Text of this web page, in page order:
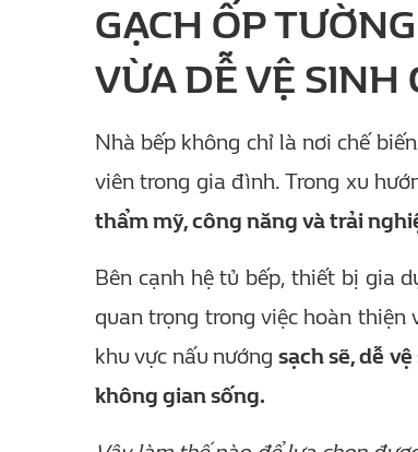
GẠCH ỐP
VỪA DỄ VỆ SINH
Nhà bếp không chỉ là nơi chế
viên trong gia đình. Trong xu
thẩm mỹ, công năng và trải
Bên cạnh hệ tủ bếp, thiết bị gia
quan trọng trong việc hoàn thiện
khu vực nấu nướng sạch sẽ, dễ
không gian sống.